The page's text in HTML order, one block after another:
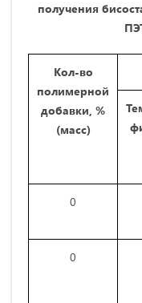
получения
Кол-во
полимерной
добавки, %
(масс)
0
0